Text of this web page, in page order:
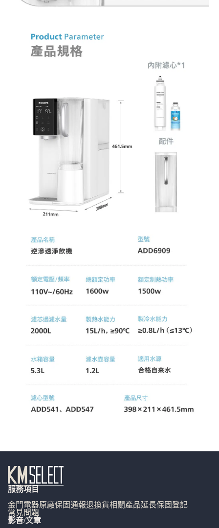
服務項目
金門電器原廠保固通報退換貨相關產品延長保固登記
常見問題
影音/文章